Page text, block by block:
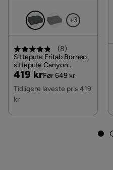
+3
(8)
Sittepute Fritab Borneo
sittepute Canyon
Granite
Pris
419 kr
Original
Pris
Før 649 kr
Tidligere laveste pris 419
kr